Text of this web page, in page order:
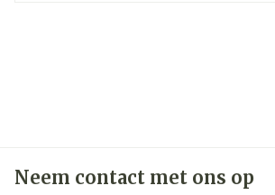
Neem contact met ons op